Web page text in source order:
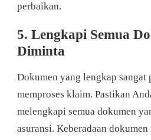
perbaikan.
5. Lengkapi Semua
Diminta
Dokumen yang lengkap sangat
memproses klaim. Pastikan
melengkapi semua dokumen
asuransi. Keberadaan